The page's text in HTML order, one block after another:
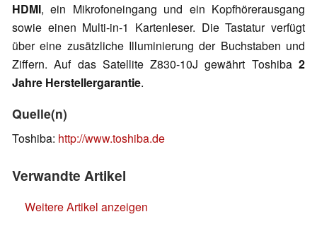
HDMI, ein Mikrofoneingang und ein Kopfhörerausgang
sowie einen Multi-in-1 Kartenleser. Die Tastatur verfügt
über eine zusätzliche Illuminierung der Buchstaben und
Ziffern. Auf das Satellite Z830-10J gewährt Toshiba 2
Jahre Herstellergarantie.
Quelle(n)
Toshiba: http://www.toshiba.de
Verwandte Artikel
Weitere Artikel anzeigen